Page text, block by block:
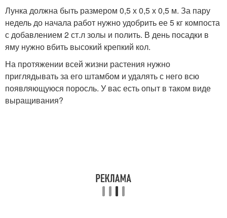
Лунка должна быть размером 0,5 х 0,5 х 0,5 м. За пару
недель до начала работ нужно удобрить ее 5 кг компоста
с добавлением 2 ст.л золы и полить. В день посадки в
яму нужно вбить высокий крепкий кол.
На протяжении всей жизни растения нужно
приглядывать за его штамбом и удалять с него всю
появляющуюся поросль. У вас есть опыт в таком виде
выращивания?